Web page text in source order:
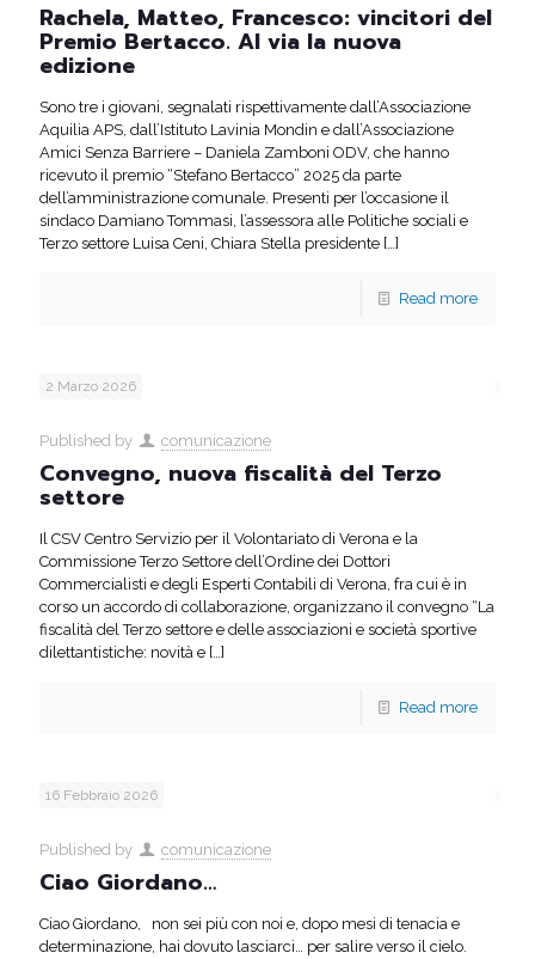
Rachela, Matteo, Francesco: vincitori del
Premio Bertacco. Al via la nuova
edizione
Sono tre i giovani, segnalati rispettivamente dall’Associazione
Aquilia APS, dall’Istituto Lavinia Mondin e dall’Associazione
Amici Senza Barriere – Daniela Zamboni ODV, che hanno
ricevuto il premio “Stefano Bertacco” 2025 da parte
dell’amministrazione comunale. Presenti per l’occasione il
sindaco Damiano Tommasi, l’assessora alle Politiche sociali e
Terzo settore Luisa Ceni, Chiara Stella presidente […]
Read more
2 Marzo 2026
Published by comunicazione
Convegno, nuova fiscalità del Terzo
settore
Il CSV Centro Servizio per il Volontariato di Verona e la
Commissione Terzo Settore dell’Ordine dei Dottori
Commercialisti e degli Esperti Contabili di Verona, fra cui è in
corso un accordo di collaborazione, organizzano il convegno “La
fiscalità del Terzo settore e delle associazioni e società sportive
dilettantistiche: novità e […]
Read more
16 Febbraio 2026
Published by comunicazione
Ciao Giordano…
Ciao Giordano, non sei più con noi e, dopo mesi di tenacia e
determinazione, hai dovuto lasciarci… per salire verso il cielo.